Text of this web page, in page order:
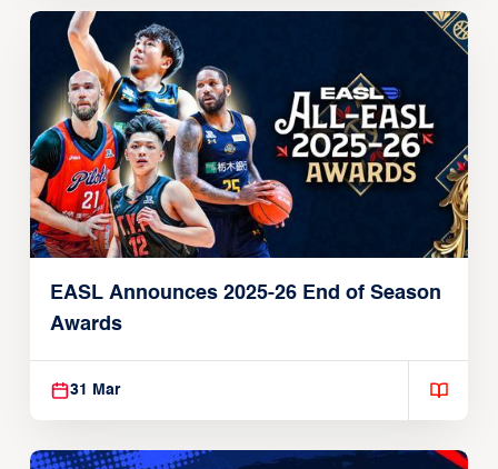
EASL Announces 2025-26 End of Season
Awards
31 Mar